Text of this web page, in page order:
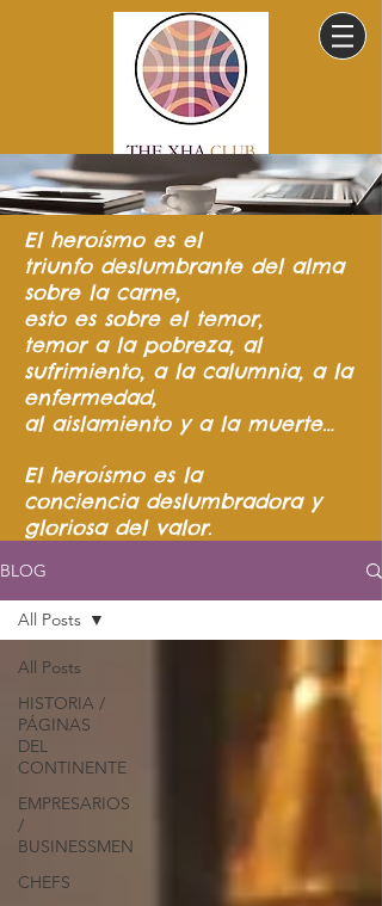
El heroísmo es el
triunfo deslumbrante del alma
sobre la carne,
esto es sobre el temor,
temor a la pobreza, al
sufrimiento, a la calumnia, a la
enfermedad,
al aislamiento y a la muerte…
El heroísmo es la
conciencia deslumbradora y
gloriosa del valor.
BLOG
All Posts
HISTORIA /
PÁGINAS
DEL
CONTINENTE
EMPRESARIOS
/
BUSINESSMEN
CHEFS
All Posts